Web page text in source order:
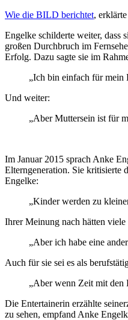
Wie die BILD berichtet,
Engelke schilderte weiter, dass
großen Durchbruch im
Erfolg. Dazu sagte sie im
„Ich bin einfach für mein
Und weiter:
„Aber Muttersein ist für
Im Januar 2015 sprach Anke
Elterngeneration. Sie kritisierte
Engelke:
„Kinder werden zu
Ihrer Meinung nach hätten
„Aber ich habe eine
Auch für sie sei es als
„Aber wenn Zeit mit den
Die Entertainerin erzählte
zu sehen, empfand Anke